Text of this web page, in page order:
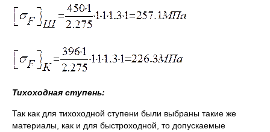
Тихоходная ступень:
Так как для тихоходной ступени были выбраны такие же
материалы, как и для быстроходной, то допускаемые